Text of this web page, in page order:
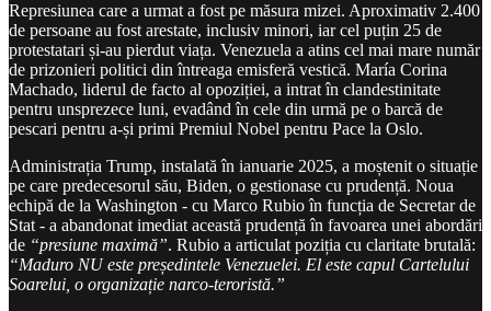
Represiunea care a urmat a fost pe măsura mizei. Aproximativ 2.400
de persoane au fost arestate, inclusiv minori, iar cel puțin 25 de
protestatari și-au pierdut viața. Venezuela a atins cel mai mare număr
de prizonieri politici din întreaga emisferă vestică. María Corina
Machado, liderul de facto al opoziției, a intrat în clandestinitate
pentru unsprezece luni, evadând în cele din urmă pe o barcă de
pescari pentru a-și primi Premiul Nobel pentru Pace la Oslo.
Administrația Trump, instalată în ianuarie 2025, a moștenit o situație
pe care predecesorul său, Biden, o gestionase cu prudență. Noua
echipă de la Washington - cu Marco Rubio în funcția de Secretar de
Stat - a abandonat imediat această prudență în favoarea unei abordări
de “presiune maximă”. Rubio a articulat poziția cu claritate brutală:
“Maduro NU este președintele Venezuelei. El este capul Cartelului
Soarelui, o organizație narco-teroristă.”